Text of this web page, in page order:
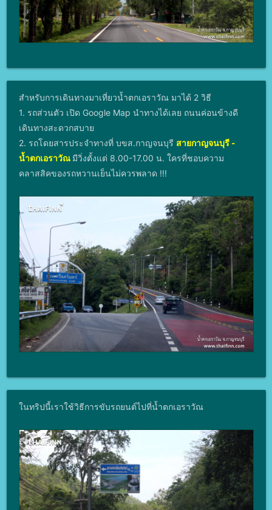
สำหรับการเดินทางมาเที่ยวน้ำตกเอราวัณ มาได้ 2 วิธี
1. รถส่วนตัว เปิด Google Map นำทางได้เลย ถนนค่อนข้างดี
เดินทางสะดวกสบาย
2. รถโดยสารประจำทางที่ บขส.กาญจนบุรี สายกาญจนบุรี -
น้ำตกเอราวัณ มีวิ่งตั้งแต่ 8.00-17.00 น. ใครที่ชอบความ
คลาสสิคของรถหวานเย็นไม่ควรพลาด !!!
ในทริปนี้เราใช้วิธีการขับรถยนต์ไปที่น้ำตกเอราวัณ